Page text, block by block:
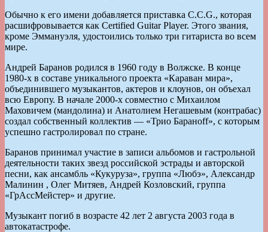
Обычно к его имени добавляется приставка С.С.G., которая
расшифровывается как Certified Guitar Player. Этого звания,
кроме Эммануэля, удостоились только три гитариста во всем
мире.
Андрей Баранов родился в 1960 году в Волжске. В конце
1980-х в составе уникального проекта «Караван мира»,
объединившего музыкантов, актеров и клоунов, он объехал
всю Европу. В начале 2000-х совместно с Михаилом
Маховичем (мандолина) и Анатолием Негашевым (контрабас)
создал собственный коллектив — «Трио Бараноff», с которым
успешно гастролировал по стране.
Баранов принимал участие в записи альбомов и гастрольной
деятельности таких звезд российской эстрады и авторской
песни, как ансамбль «Кукуруза», группа «Любэ», Александр
Малинин , Олег Митяев, Андрей Козловский, группа
«ГрАссМейстер» и другие.
Музыкант погиб в возрасте 42 лет 2 августа 2003 года в
автокатастрофе.